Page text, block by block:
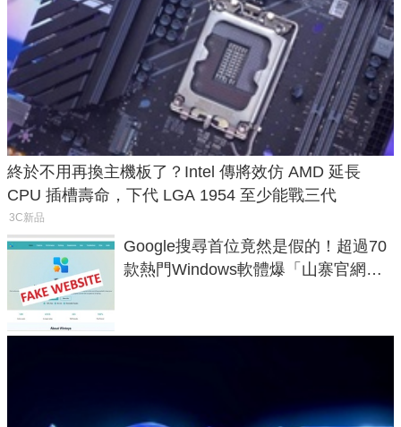
終於不用再換主機板了？Intel 傳將效仿 AMD 延長
CPU 插槽壽命，下代 LGA 1954 至少能戰三代
3C新品
Google搜尋首位竟然是假的！超過70
款熱門Windows軟體爆「山寨官網」